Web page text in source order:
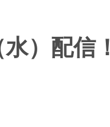
）配信！